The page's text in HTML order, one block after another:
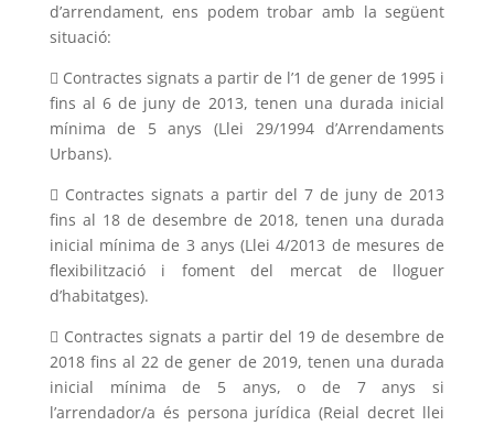
d’arrendament, ens podem trobar amb la següent
situació:
 Contractes signats a partir de l’1 de gener de 1995 i
fins al 6 de juny de 2013, tenen una durada inicial
mínima de 5 anys (Llei 29/1994 d’Arrendaments
Urbans).
 Contractes signats a partir del 7 de juny de 2013
fins al 18 de desembre de 2018, tenen una durada
inicial mínima de 3 anys (Llei 4/2013 de mesures de
flexibilització i foment del mercat de lloguer
d’habitatges).
 Contractes signats a partir del 19 de desembre de
2018 fins al 22 de gener de 2019, tenen una durada
inicial mínima de 5 anys, o de 7 anys si
l’arrendador/a és persona jurídica (Reial decret llei